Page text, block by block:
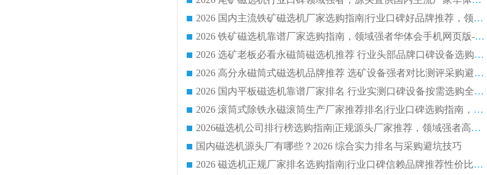
2026 国内主流铁矿磁选机厂家选购指南|行业口碑好品牌推荐，领域强者华体会手机网页版-华体会(中国)
2026 铁矿磁选机靠谱厂家选购指南，领域强者华体会手机网页版-华体会(中国) 铁矿磁选机性价比高
2026 选矿老板必看永磁筒磁选机推荐 行业头部品牌口碑设备选购全攻略
2026 高分永磁筒式磁选机品牌推荐 选矿设备强者对比测评采购避坑全攻略
2026 国内平板磁选机靠谱厂家排名 行业实测口碑设备按需选购全指南
2026 滚筒式除铁永磁滚筒生产厂家推荐排名|行业口碑选购指南，领域强者源头厂商精选
2026磁选机公司排行榜选购指南|正规源头厂家推荐，领域强者高性价比靠谱信赖品牌
国内磁选机源头厂有哪些？2026 综合实力排名与采购避坑技巧
2026 磁选机正规厂家排名选购指南|行业口碑信赖品牌推荐性价比高靠谱磁电企业